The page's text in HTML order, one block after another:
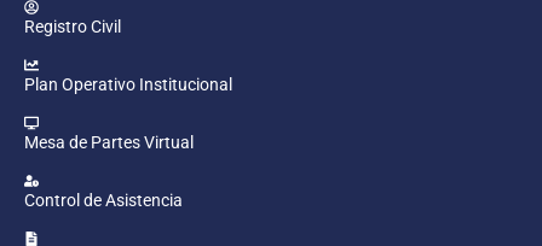
Registro Civil
Plan Operativo Institucional
Mesa de Partes Virtual
Control de Asistencia